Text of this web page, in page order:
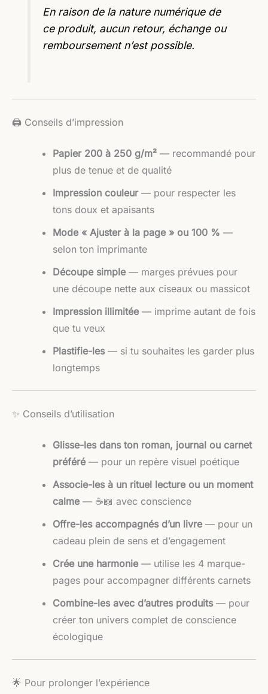
En raison de la nature numérique de
ce produit, aucun retour, échange ou
remboursement n’est possible.
🖨️ Conseils d’impression
Papier 200 à 250 g/m² — recommandé pour
plus de tenue et de qualité
Impression couleur— pour respecter les
tons doux et apaisants
Mode « Ajuster à la page » ou 100 % —
selon ton imprimante
Découpe simple— marges prévues pour
une découpe nette aux ciseaux ou massicot
Impression illimitée— imprime autant de fois
que tu veux
Plastifie-les— si tu souhaites les garder plus
longtemps
✨ Conseils d’utilisation
Glisse-les dans ton roman, journal ou carnet
préféré— pour un repère visuel poétique
Associe-les à un rituel lecture ou un moment
calme— ☕📖 avec conscience
Offre-les accompagnés d’un livre— pour un
cadeau plein de sens et d’engagement
Crée une harmonie— utilise les 4 marque-
pages pour accompagner différents carnets
Combine-les avec d’autres produits— pour
créer ton univers complet de conscience
écologique
🌟 Pour prolonger l’expérience